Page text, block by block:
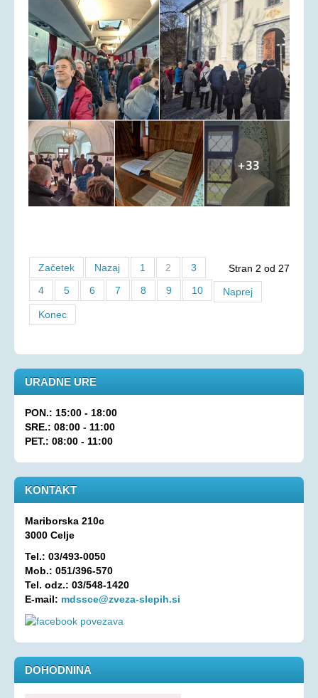
Stran 2 od 27
Začetek Nazaj 1 2
3
4
5 6 7 8 9 10
Naprej
Konec
URADNE URE
PON.: 15:00 - 18:00
SRE.: 08:00 - 11:00
PET.: 08:00 - 11:00
KONTAKT
Mariborska 210c
3000 Celje
Tel.: 03/493-0050
Mob.: 051/396-570
Tel. odz.: 03/548-1420
E-mail: mdssce@zveza-slepih.si
DOHODNINA